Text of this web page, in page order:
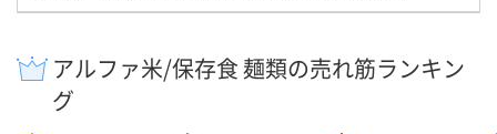
アルファ米/保存食 麺類の売れ筋ランキン
グ